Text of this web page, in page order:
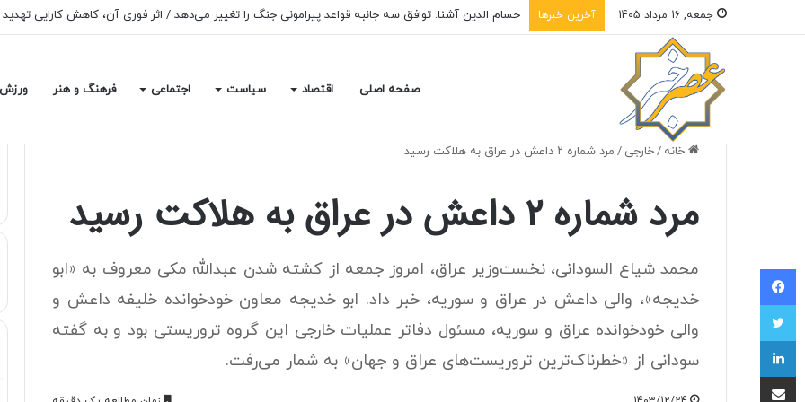
جمعه, 16 مرداد 1405 آخرین خبرها دادگاه تجدیدنظر آمریکا پروژه ترامپ برای ساخت سالن رقص در کاخ سفید را متوقف کرد
صفحه اصلی اقتصاد سیاست اجتماعی فرهنگ و هنر ورزش
خانه /خارجی / مرد شماره ۲ داعش در عراق به هلاکت رسید
مرد شماره ۲ داعش در عراق به هلاکت رسید
محمد شیاع السودانی، نخست‌وزیر عراق، امروز جمعه از کشته شدن عبدالله مکی معروف به «ابو
خدیجه»، والی داعش در عراق و سوریه، خبر داد. ابو خدیجه معاون خودخوانده خلیفه داعش و
والی خودخوانده عراق و سوریه، مسئول دفاتر عملیات خارجی این گروه تروریستی بود و به گفته
سودانی از «خطرناک‌ترین تروریست‌های عراق و جهان» به شمار می‌رفت.